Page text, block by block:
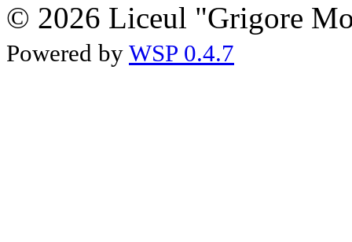
© 2026 Liceul "Grigore
Powered by WSP 0.4.7